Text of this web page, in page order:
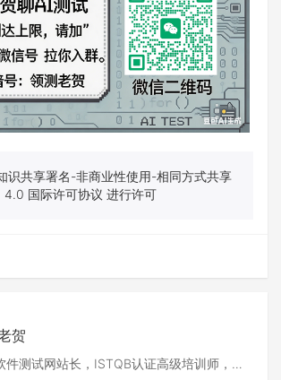
识共享署名-非商业性使用-相同方式共享
4.0 国际许可协议 进行许可
贺
件测试网站长，ISTQB认证高级培训师，